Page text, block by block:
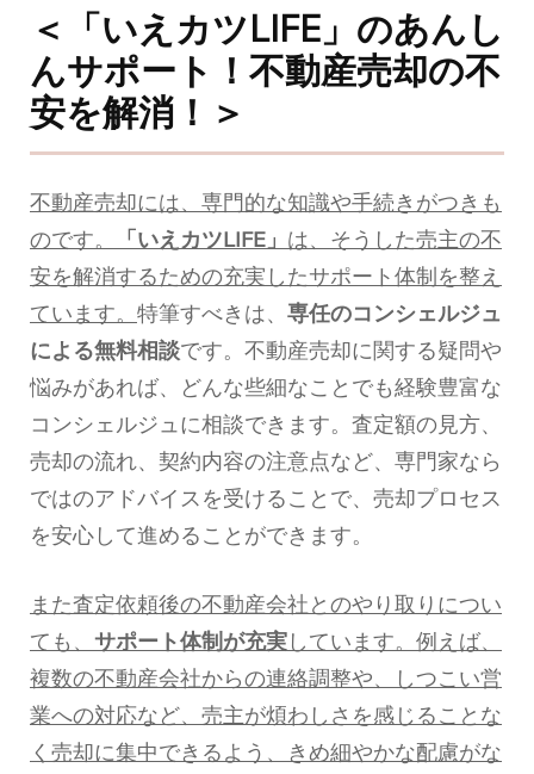
＜「いえカツLIFE」のあんし
んサポート！不動産売却の不
安を解消！＞
不動産売却には、専門的な知識や手続きがつきも
のです。
「いえカツLIFE」 は、そうした売主の不
安を解消するための充実したサポート体制を整え
ています。 特筆すべきは、 専任のコンシェルジュ
による無料相談です。不動産売却に関する疑問や
悩みがあれば、どんな些細なことでも経験豊富な
コンシェルジュに相談できます。査定額の見方、
売却の流れ、契約内容の注意点など、専門家なら
ではのアドバイスを受けることで、売却プロセス
を安心して進めることができます。
また査定依頼後の不動産会社とのやり取りについ
ても、 サポート体制が充実しています。例えば、
複数の不動産会社からの連絡調整や、しつこい営
業への対応など、売主が煩わしさを感じることな
く売却に集中できるよう、きめ細やかな配慮がな